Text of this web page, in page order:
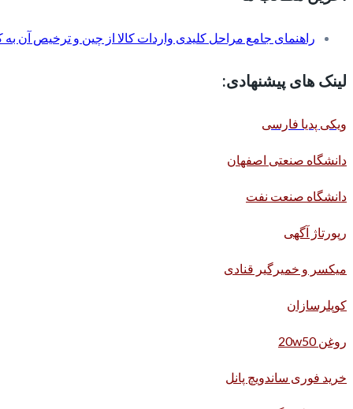
راهنمای جامع مراحل کلیدی واردات کالا از چین و ترخیص آن به
لینک های پیشنهادی:
ویکی پدیا فارسی
دانشگاه صنعتی اصفهان
دانشگاه صنعت نفت
رپورتاژ آگهی
میکسر و خمیرگیر قنادی
کوپلرسازان
روغن 20w50
خرید فوری ساندویچ پانل